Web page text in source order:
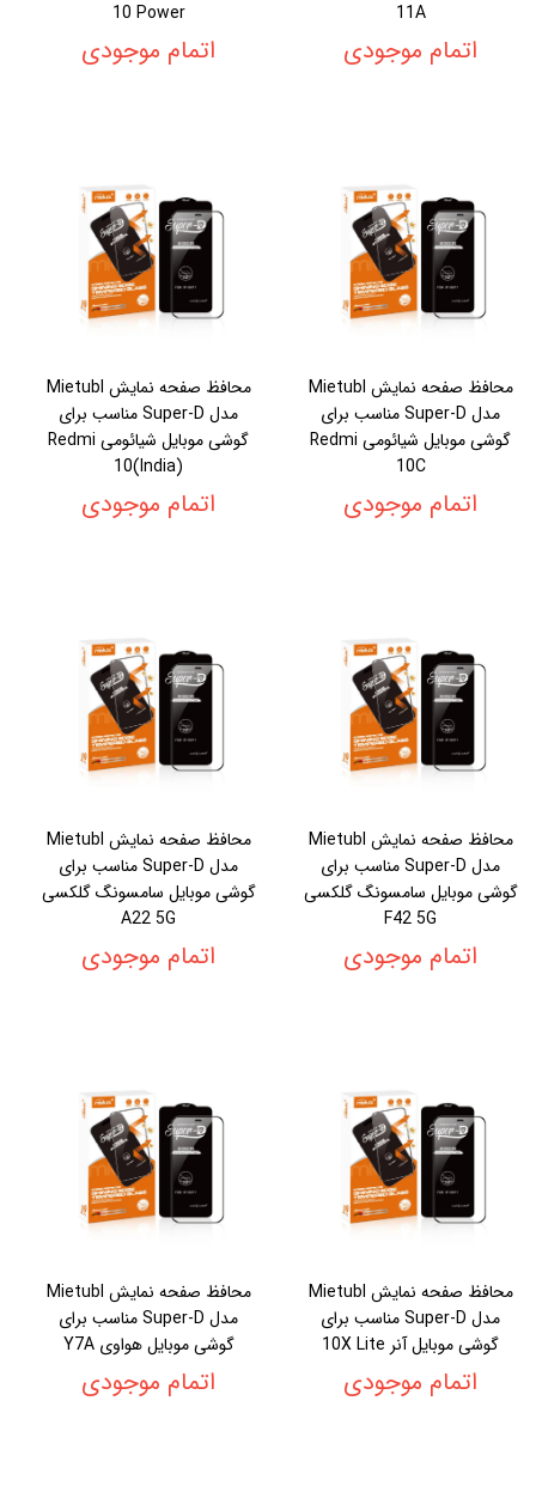
11A
اتمام موجودی
10 Power
اتمام موجودی
محافظ صفحه نمایش Mietubl
مدل Super-D مناسب برای
گوشی موبایل شیائومی Redmi
10C
اتمام موجودی
محافظ صفحه نمایش Mietubl
مدل Super-D مناسب برای
گوشی موبایل شیائومی Redmi
10(India)
اتمام موجودی
محافظ صفحه نمایش Mietubl
مدل Super-D مناسب برای
گوشی موبایل سامسونگ گلکسی
F42 5G
اتمام موجودی
محافظ صفحه نمایش Mietubl
مدل Super-D مناسب برای
گوشی موبایل سامسونگ گلکسی
A22 5G
اتمام موجودی
محافظ صفحه نمایش Mietubl
مدل Super-D مناسب برای
گوشی موبایل آنر 10X Lite
اتمام موجودی
محافظ صفحه نمایش Mietubl
مدل Super-D مناسب برای
گوشی موبایل هواوی Y7A
اتمام موجودی